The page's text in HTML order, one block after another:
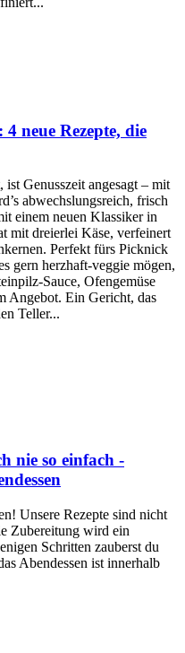
neue Rezepte, die
Genusszeit angesagt – mit
abwechslungsreich, frisch
einem neuen Klassiker in
mit dreierlei Käse, verfeinert
Perfekt fürs Picknick
gern herzhaft-veggie mögen,
Sauce, Ofengemüse
Angebot. Ein Gericht, das
Teller...
nie so einfach -
Unsere Rezepte sind nicht
Zubereitung wird ein
Schritten zauberst du
Abendessen ist innerhalb